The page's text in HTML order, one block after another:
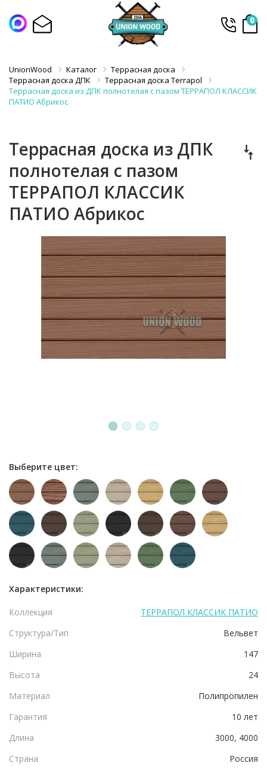
0
UnionWood Каталог
Террасная доска
Террасная доска ДПК
Террасная доска Terrapol
Террасная доска из ДПК полнотелая с пазом ТЕРРАПОЛ КЛАССИК
ПАТИО Абрикос
Террасная доска из ДПК
полнотелая с пазом
ТЕРРАПОЛ КЛАССИК
ПАТИО Абрикос
1 2 3 4
Выберите цвет:
Характеристики:
Коллекция
ТЕРРАПОЛ КЛАССИК ПАТИО
Структура/Тип
Вельвет
Ширина
147
Высота
24
Материал
Полипропилен
Гарантия
10 лет
Длина
3000, 4000
Страна
Россия